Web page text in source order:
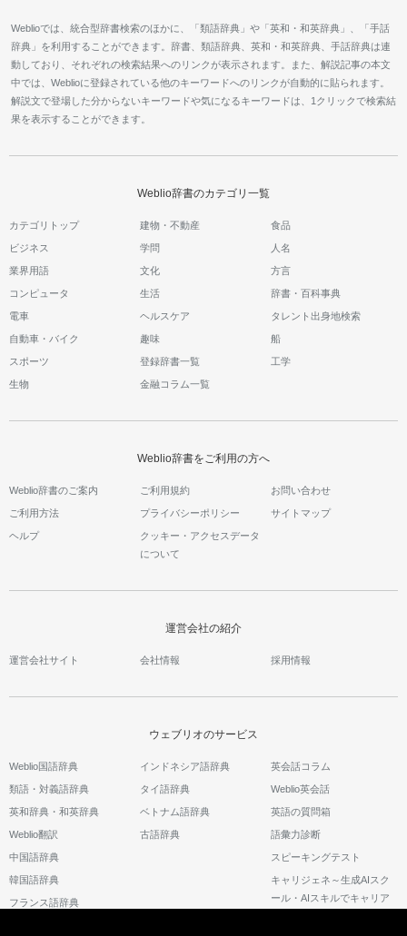
Weblioでは、統合型辞書検索のほかに、「類語辞典」や「英和・和英辞典」、「手話
辞典」を利用することができます。辞書、類語辞典、英和・和英辞典、手話辞典は連
動しており、それぞれの検索結果へのリンクが表示されます。また、解説記事の本文
中では、Weblioに登録されている他のキーワードへのリンクが自動的に貼られます。
解説文で登場した分からないキーワードや気になるキーワードは、1クリックで検索結
果を表示することができます。
Weblio辞書のカテゴリ一覧
カテゴリトップ 建物・不動産 食品
ビジネス 学問 人名
業界用語 文化 方言
コンピュータ 生活 辞書・百科事典
電車 ヘルスケア タレント出身地検索
自動車・バイク 趣味 船
スポーツ 登録辞書一覧 工学
生物 金融コラム一覧
Weblio辞書をご利用の方へ
Weblio辞書のご案内 ご利用規約 お問い合わせ
ご利用方法 プライバシーポリシー サイトマップ
ヘルプ
クッキー・アクセスデータ
について
運営会社の紹介
運営会社サイト 会社情報 採用情報
ウェブリオのサービス
Weblio国語辞典
類語・対義語辞典
英和辞典・和英辞典
Weblio翻訳
中国語辞典
韓国語辞典
フランス語辞典
インドネシア語辞典
タイ語辞典
ベトナム語辞典
古語辞典
英会話コラム
Weblio英会話
英語の質問箱
語彙力診断
スピーキングテスト
キャリジェネ～生成AIスク
ール・AIスキルでキャリア